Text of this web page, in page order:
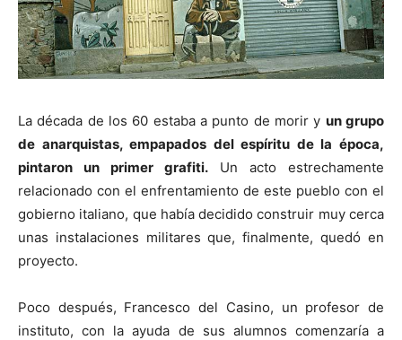
La década de los 60 estaba a punto de morir y un grupo
de anarquistas, empapados del espíritu de la época,
pintaron un primer grafiti. Un acto estrechamente
relacionado con el enfrentamiento de este pueblo con el
gobierno italiano, que había decidido construir muy cerca
unas instalaciones militares que, finalmente, quedó en
proyecto.
Poco después, Francesco del Casino, un profesor de
instituto, con la ayuda de sus alumnos comenzaría a